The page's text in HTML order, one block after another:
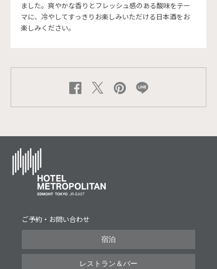
ました。爽やかな香りとフレッシュ感のある酸味をテー
マに、冷やしてすっきりお楽しみいただける日本酒をお
楽しみください。
ご予約・お問い合わせ
宿泊
レストラン＆バー